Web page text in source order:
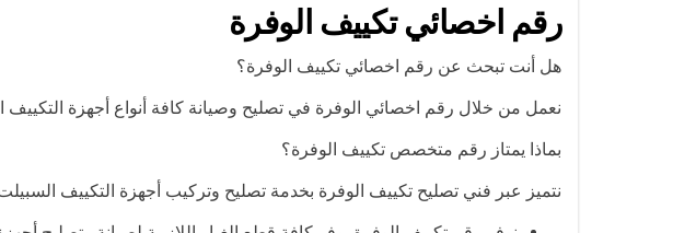
رقم اخصائي تكييف الوفرة
هل أنت تبحث عن رقم اخصائي تكييف الوفرة؟
نعمل من خلال رقم اخصائي الوفرة في تصليح وصيانة كافة أنواع أجهزة التكييف
بماذا يمتاز رقم متخصص تكييف الوفرة؟
نتميز عبر فني تصليح تكييف الوفرة بخدمة تصليح وتركيب أجهزة التكييف